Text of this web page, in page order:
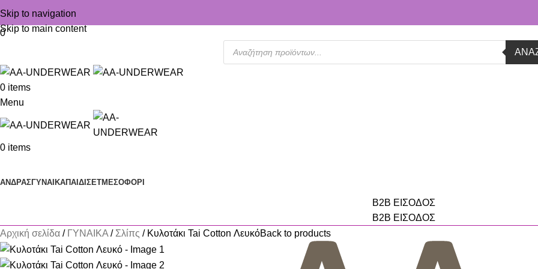
Skip to navigation
Skip to main content
0
0 items
Menu
0 items
ΑΝΔΡΑΣΓΥΝΑΙΚΑΠΑΙΔΙ ΣΕΤΜΕΣΟΦΟΡΙ
B2B ΕΙΣΟΔΟΣ
B2B ΕΙΣΟΔΟΣ
Αρχική σελίδα
ΓΥΝΑΙΚΑ Σλίπς Κυλοτάκι Tai Cotton ΛευκόBack to products